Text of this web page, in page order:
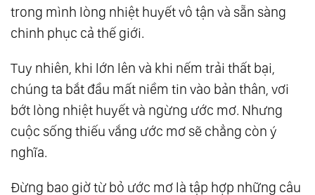
trong mình lòng nhiệt huyết vô tận và sẵn sàng
chinh phục cả thế giới.
Tuy nhiên, khi lớn lên và khi nếm trải thất bại,
chúng ta bắt đầu mất niềm tin vào bản thân, vơi
bớt lòng nhiệt huyết và ngừng ước mơ. Nhưng
cuộc sống thiếu vắng ước mơ sẽ chẳng còn ý
nghĩa.
Đừng bao giờ từ bỏ ước mơ là tập hợp những câu